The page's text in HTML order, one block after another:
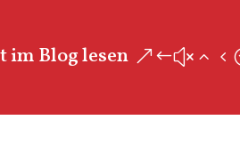
im Blog lesen